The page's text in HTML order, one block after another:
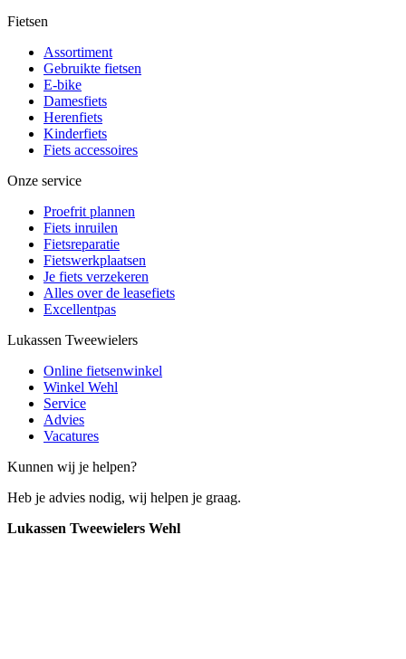
Fietsen
Assortiment
Gebruikte fietsen
E-bike
Damesfiets
Herenfiets
Kinderfiets
Fiets accessoires
Onze service
Proefrit plannen
Fiets inruilen
Fietsreparatie
Fietswerkplaatsen
Je fiets verzekeren
Alles over de leasefiets
Excellentpas
Lukassen Tweewielers
Online fietsenwinkel
Winkel Wehl
Service
Advies
Vacatures
Kunnen wij je helpen?
Heb je advies nodig, wij helpen je graag.
Lukassen Tweewielers Wehl